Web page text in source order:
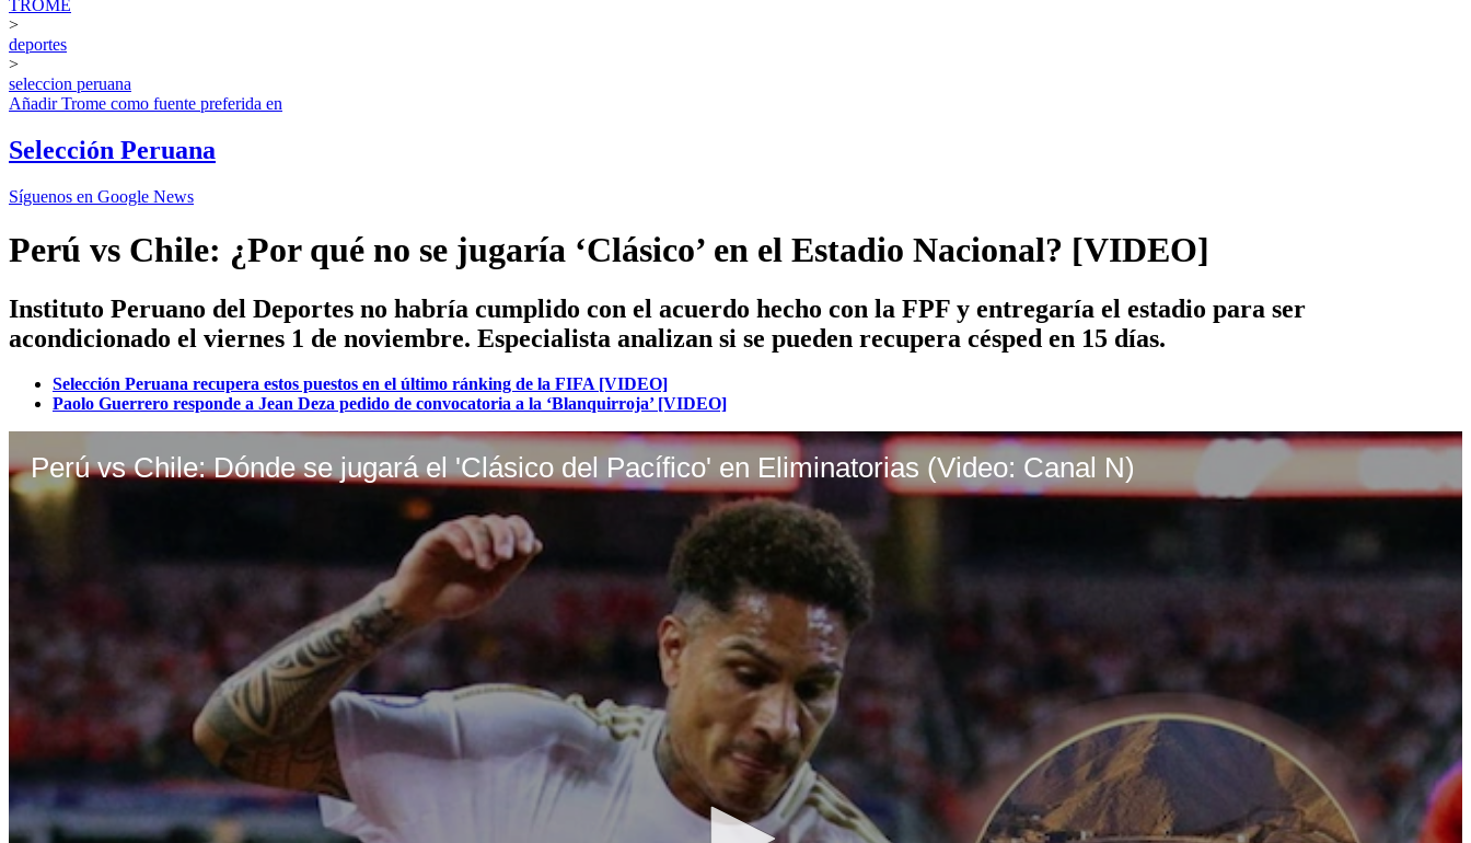
TROME
>
deportes
>
seleccion peruana
AñadirTrome como fuente preferida en
Selección Peruana
Síguenos en Google News
Perú vs Chile: ¿Por qué no se jugaría ‘Clásico’ en el Estadio Nacional? [VIDEO]
Instituto Peruano del Deportes no habría cumplido con el acuerdo hecho con la FPF y entregaría el estadio para ser
acondicionado el viernes 1 de noviembre. Especialista analizan si se pueden recupera césped en 15 días.
Selección Peruana recupera estos puestos en el último ránking de la FIFA [VIDEO]
Paolo Guerrero responde a Jean Deza pedido de convocatoria a la ‘Blanquirroja’ [VIDEO]
Perú vs Chile: Dónde se jugará el 'Clásico del Pacífico' en Eliminatorias (Video: Canal N)